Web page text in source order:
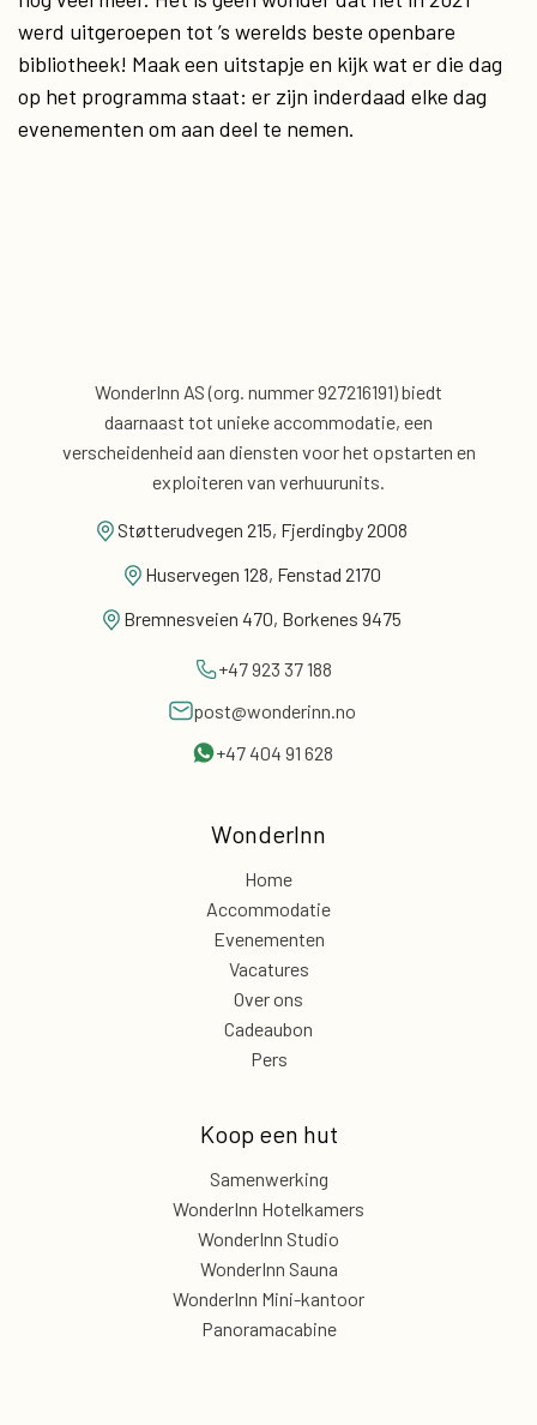
werd uitgeroepen tot ’s werelds beste openbare
bibliotheek! Maak een uitstapje en kijk wat er die dag
op het programma staat: er zijn inderdaad elke dag
evenementen om aan deel te nemen.
WonderInn AS (org. nummer 927216191) biedt
daarnaast tot unieke accommodatie, een
verscheidenheid aan diensten voorhet opstarten en
exploiteren van verhuurunits.
Støtterudvegen 215, Fjerdingby 2008
Huservegen 128, Fenstad 2170
Bremnesveien 470, Borkenes 9475
+47 923 37 188
post@wonderinn.no
+47 404 91 628
WonderInn
Home
Accommodatie
Evenementen
Vacatures
Over ons
Cadeaubon
Pers
Koop een hut
Samenwerking
WonderInn Hotelkamers
WonderInn Studio
WonderInn Sauna
WonderInn Mini-kantoor
Panoramacabine